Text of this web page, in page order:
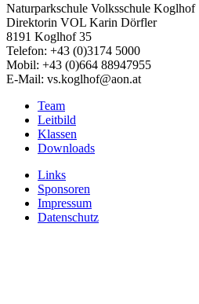
Naturparkschule Volksschule Koglhof
Direktorin VOL Karin Dörfler
8191 Koglhof 35
Telefon: +43 (0)3174 5000
Mobil: +43 (0)664 88947955
E-Mail: vs.koglhof@aon.at
Team
Leitbild
Klassen
Downloads
Links
Sponsoren
Impressum
Datenschutz